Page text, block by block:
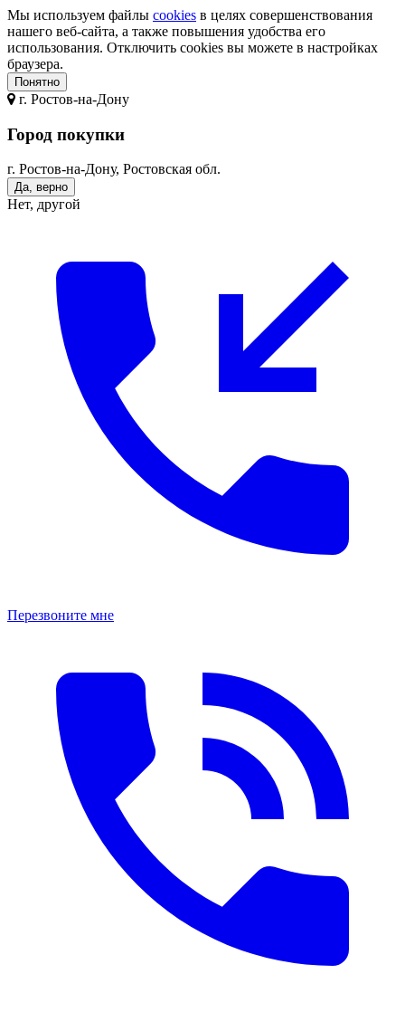
Мы используем файлы cookies в целях совершенствования
нашего веб-сайта, а также повышения удобства его
использования. Отключить cookies вы можете в настройках
браузера.
Понятно
г. Ростов-на-Дону
Город покупки
г. Ростов-на-Дону, Ростовская обл.
Да, верно
Нет, другой
Перезвоните мне